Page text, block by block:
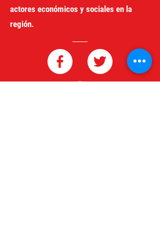
actores económicos y sociales en la
región.